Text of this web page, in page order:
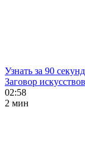
Узнать за 90 секунд
Заговор
02:58
2 мин